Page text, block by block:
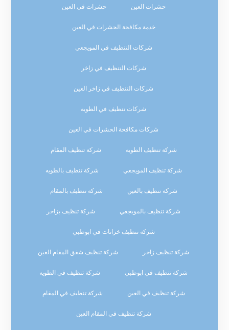
حشرات العين حشرات في العين
خدمة مكافحة الحشرات في العين
شركات التنظيف في المويجعي
شركات التنظيف في زاخر
شركات التنظيف في زاخر العين
شركات تنظيف في الطويه
شركات مكافحة الحشرات في العين
شركة تنظيف الطويه شركة تنظيف المقام
شركة تنظيف المويجعي شركة تنظيف بالطويه
شركة تنظيف بالعين شركة تنظيف بالمقام
شركة تنظيف بالمويجعي شركة تنظيف بزاخر
شركة تنظيف خزانات في ابوظبي
شركة تنظيف زاخر شركة تنظيف شقق المقام العين
شركة تنظيف في ابوظبي شركة تنظيف في الطويه
شركة تنظيف في العين شركة تنظيف في المقام
شركة تنظيف في المقام العين